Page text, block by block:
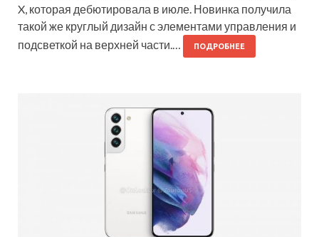
X, которая дебютировала в июле. Новинка получила
такой же круглый дизайн с элементами управления и
подсветкой на верхней части.…
ПОДРОБНЕЕ